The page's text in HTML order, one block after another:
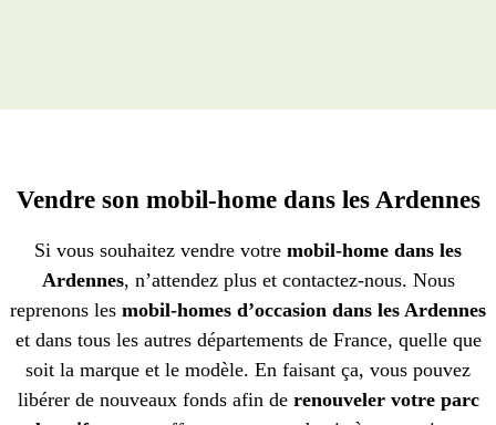
Vendre son mobil-home dans les Ardennes
Si vous souhaitez vendre votre mobil-home dans les
Ardennes, n’attendez plus et contactez-nous. Nous
reprenons les mobil-homes d’occasion dans les Ardennes
et dans tous les autres départements de France, quelle que
soit la marque et le modèle. En faisant ça, vous pouvez
libérer de nouveaux fonds afin de renouveler votre parc